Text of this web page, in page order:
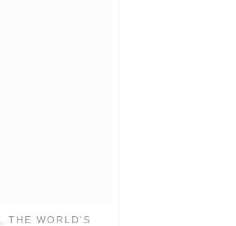
THE WORLD'S